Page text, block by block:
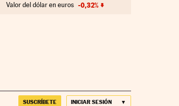
Valor del dólar en euros -0,32%
SUSCRÍBETE INICIAR SESIÓN